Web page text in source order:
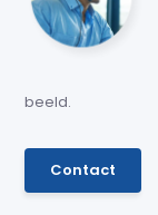
beeld.
Contact